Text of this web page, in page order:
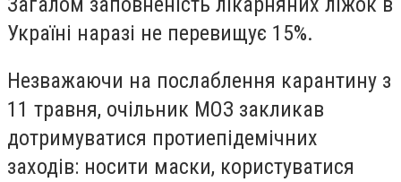
Україні наразі не перевищує 15%.
Незважаючи на послаблення карантину з
11 травня, очільник МОЗ закликав
дотримуватися протиепідемічних
заходів: носити маски, користуватися